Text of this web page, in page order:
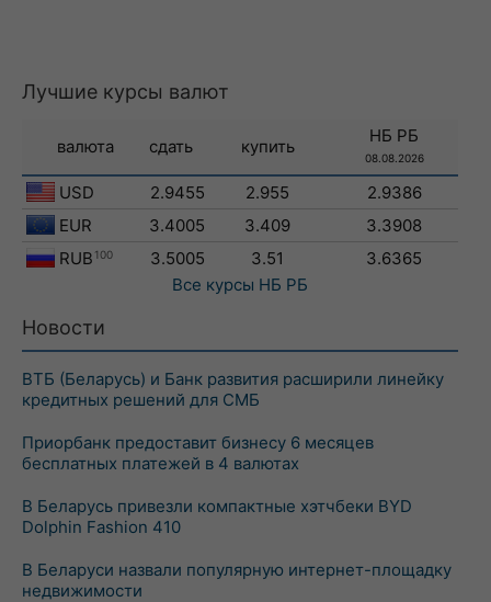
Лучшие курсы валют
валюта сдать купить
НБ РБ
08.08.2026
USD 2.9455 2.955
2.9386
EUR
3.4005 3.409
3.3908
RUB 100 3.5005 3.51
3.6365
Все курсы НБ РБ
Новости
ВТБ (Беларусь) и Банк развития расширили линейку
кредитных решений для СМБ
Приорбанк предоставит бизнесу 6 месяцев
бесплатных платежей в 4 валютах
В Беларусь привезли компактные хэтчбеки BYD
Dolphin Fashion 410
В Беларуси назвали популярную интернет-площадку
недвижимости